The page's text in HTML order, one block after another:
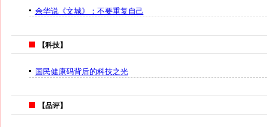
余华说《文城》：不要重复自己
【科技】
国民健康码背后的科技之光
【品评】